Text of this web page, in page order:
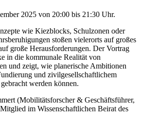
2025 von 20:00 bis 21:30 Uhr.
wie Kiezblocks, Schulzonen oder
stoßen vielerorts auf großes
große Herausforderungen. Der Vortrag
in die kommunale Realität von
und zeigt, wie planerische Ambitionen
und zivilgesellschaftlichem
werden können.
(Mobilitätsforscher & Geschäftsführer,
im Wissenschaftlichen Beirat des